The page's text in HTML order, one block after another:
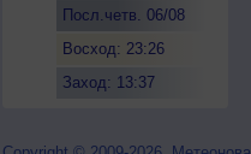
Посл.четв. 06/08
Восход: 23:26
Заход: 13:37